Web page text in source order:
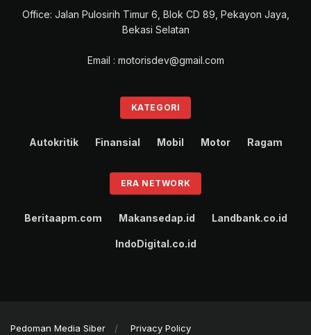
Office: Jalan Pulosirih Timur 6, Blok CD 89, Pekayon Jaya,
Bekasi Selatan
Email : motorisdev@gmail.com
KATEGORI
Autokritik Finansial Mobil Motor Ragam
ERA NETWORK
Beritaapm.com Makansedap.id Landbank.co.id
IndoDigital.co.id
Pedoman Media Siber Privacy Policy